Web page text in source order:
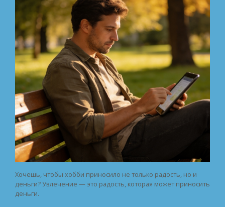
Хочешь, чтобы хобби приносило не только радость, но и
деньги? Увлечение — это радость, которая может приносить
деньги.